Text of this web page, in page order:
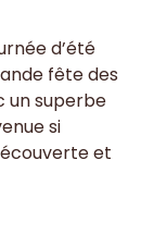
d’été
fête des
un superbe
si
et